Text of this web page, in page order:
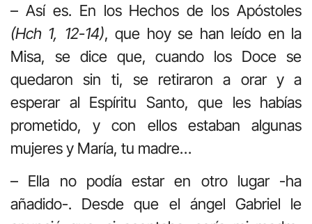
– Así es. En los Hechos de los Apóstoles
(Hch 1, 12-14), que hoy se han leído en la
Misa, se dice que, cuando los Doce se
quedaron sin ti, se retiraron a orar y a
esperar al Espíritu Santo, que les habías
prometido, y con ellos estaban algunas
mujeres y María, tu madre…
– Ella no podía estar en otro lugar -ha
añadido-. Desde que el ángel Gabriel le